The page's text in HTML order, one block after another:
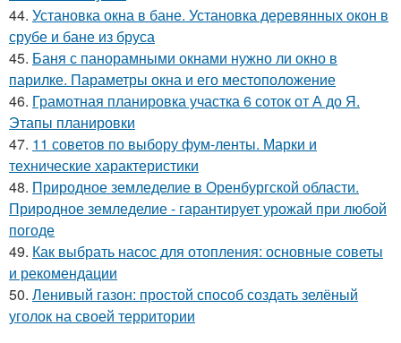
44. Установка окна в бане. Установка деревянных окон в
срубе и бане из бруса
45. Баня с панорамными окнами нужно ли окно в
парилке. Параметры окна и его местоположение
46. Грамотная планировка участка 6 соток от А до Я.
Этапы планировки
47. 11 советов по выбору фум-ленты. Марки и
технические характеристики
48. Природное земледелие в Оренбургской области.
Природное земледелие - гарантирует урожай при любой
погоде
49. Как выбрать насос для отопления: основные советы
и рекомендации
50. Ленивый газон: простой способ создать зелёный
уголок на своей территории